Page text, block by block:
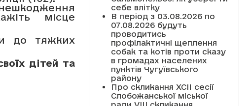
місце
до тяжких
дітей та
себе влітку
В період з 03.08.2026 по
07.08.2026 будуть
проводитись
профілактичні щеплення
собак та котів проти сказу
в громадах населених
пунктів Чугуївського
району
Про скликання XCII сесії
Слобожанської міської